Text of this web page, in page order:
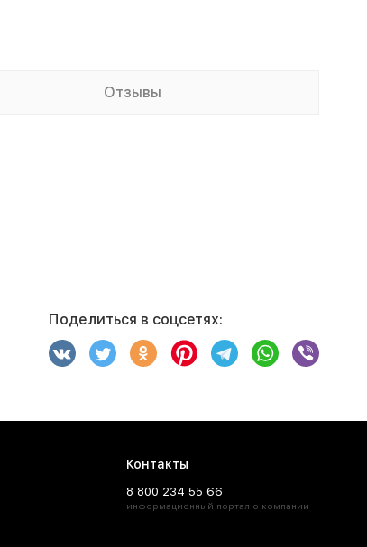
Отзывы
Поделиться в соцсетях:
Контакты
8 800 234 55 66
информационный портал о компании